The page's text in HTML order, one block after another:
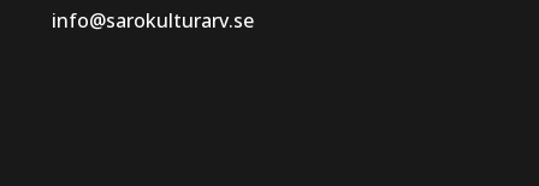
info@sarokulturarv.se